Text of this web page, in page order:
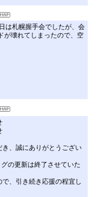
は札幌握手会でしたが、会
が壊れてしまったので、空
、誠にありがとうござい
の更新は終了させていた
、引き続き応援の程宜し